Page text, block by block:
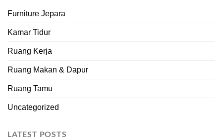
Furniture Jepara
Kamar Tidur
Ruang Kerja
Ruang Makan & Dapur
Ruang Tamu
Uncategorized
LATEST POSTS